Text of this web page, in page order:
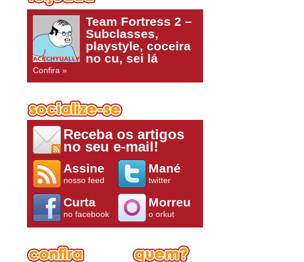
Team Fortress 2 –
Subclasses,
playstyle, coceira
no cu, sei lá
Confira »
Receba os artigos
no seu e-mail!
Assine
nosso feed
Mané
twitter
Curta
no facebook
Morreu
o orkut